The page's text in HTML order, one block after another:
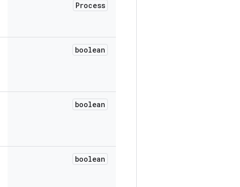
Process
boolean
boolean
boolean